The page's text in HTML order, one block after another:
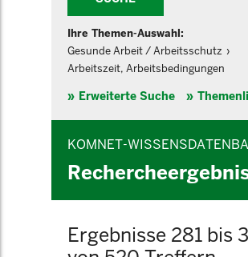
Ihre Themen-Auswahl:
Gesunde Arbeit / Arbeitsschutz
Arbeitszeit, Arbeitsbedingungen
Erweiterte Suche
KOMNET-
Ergebnisse 281 bis